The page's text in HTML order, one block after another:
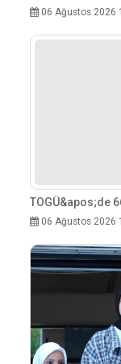
06 Ağustos 2026
TOGÜ&apos;de
06 Ağustos 2026